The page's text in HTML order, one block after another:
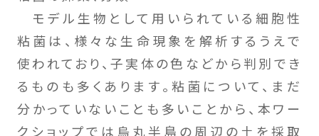
モデル生物として用いられている細胞性
粘菌は、様々な生命現象を解析するうえで
使われており、子実体の色などから判別でき
るものも多くあります。粘菌について、まだ
分かっていないことも多いことから、本ワー
クショップでは烏丸半島の周辺の土を採取